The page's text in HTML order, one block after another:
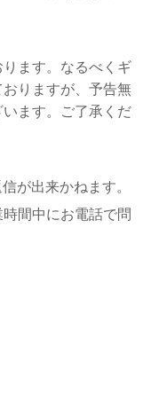
ます。なるべくギ
りますが、予告無
ます。ご了承くだ
が出来かねます。
間中にお電話で問